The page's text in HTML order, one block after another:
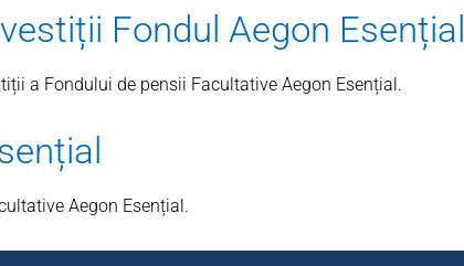
Fondul Aegon Esențial
a Fondului de pensii Facultative Aegon Esențial.
Aegon Esențial.